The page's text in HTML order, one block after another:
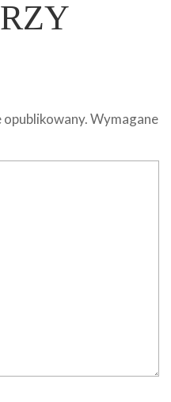
Wymagane